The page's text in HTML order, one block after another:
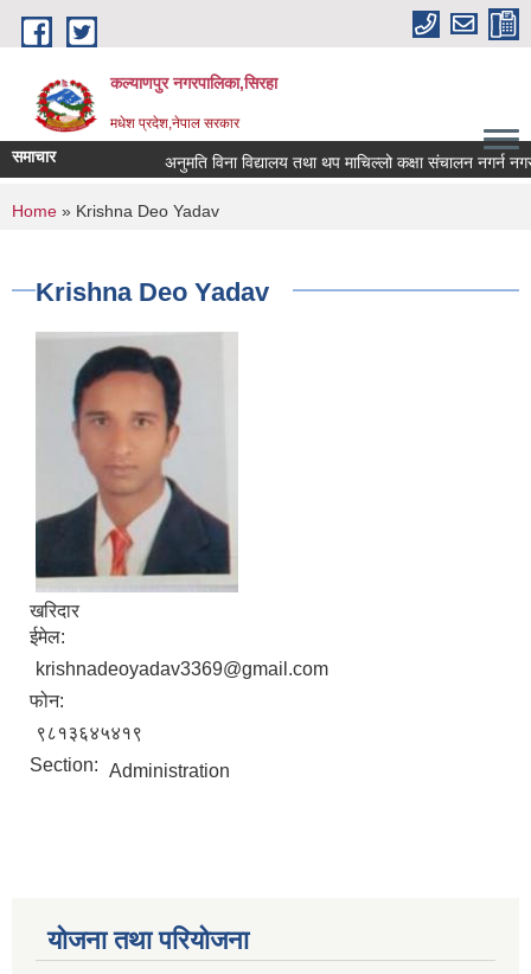
Skip to main content
कल्याणपुर नगरपालिका,सिरहा
मधेश प्रदेश,नेपाल सरकार
समाचार अनुमति विना विद्यालय तथा थप माचिल्लो कक्षा संचालन नगर्न
You are here
Home » Krishna Deo Yadav
Krishna Deo Yadav
खरिदार
ईमेल:
krishnadeoyadav3369@gmail.com
फोन:
९८१३६४५४१९
Section: Administration
योजना तथा परियोजना